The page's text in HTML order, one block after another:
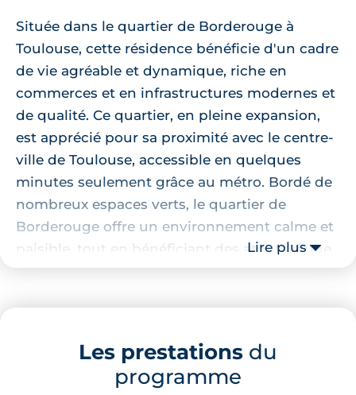
Située dans le quartier de Borderouge à
Toulouse, cette résidence bénéficie d'un cadre
de vie agréable et dynamique, riche en
commerces et en infrastructures modernes et
de qualité. Ce quartier, en pleine expansion,
est apprécié pour sa proximité avec le centre-
ville de Toulouse, accessible en quelques
minutes seulement grâce au métro. Bordé de
nombreux espaces verts, le quartier de
Borderouge offre un environnement calme et
paisible, tout en bénéficiant des atouts d'une
grande métropole.
Localisation de la résidence
La résidence bénéficie d'une localisation
idéale. À proximité, vous trouverez de
Lire plus
Les prestations du
programme